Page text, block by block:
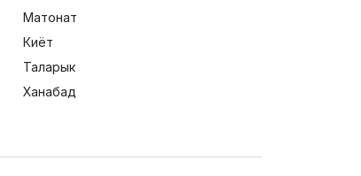
Матонат
Киёт
Таларык
Ханабад